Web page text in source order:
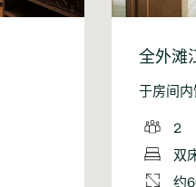
全外滩
于房间
2
双
约